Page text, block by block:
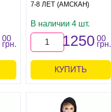
00
грн.
7-8 ЛЕТ (АМСКАН)
В наличии 4 шт.
1250 00
грн.
КУПИТЬ